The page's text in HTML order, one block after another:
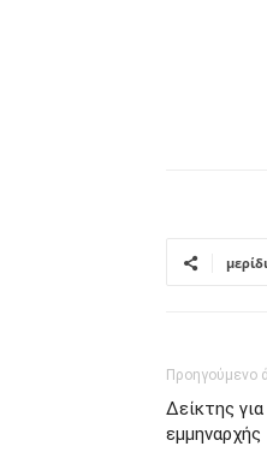
Προηγούμενο
Δείκτης
εμμηναρχής